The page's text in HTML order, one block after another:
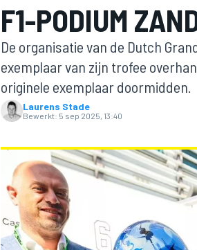
MOTOGP
F1-PODIUM
De organisatie van de Dutch
exemplaar van zijn trofee
originele exemplaar doormidden.
Laurens Stade
Bewerkt: 5 sep 2025, 13:40